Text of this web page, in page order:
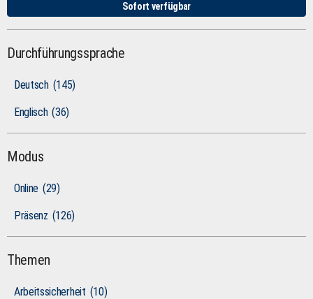
Sofort verfügbar
Durchführungssprache
Deutsch (145)
Englisch (36)
Modus
Online (29)
Präsenz (126)
Themen
Arbeitssicherheit (10)